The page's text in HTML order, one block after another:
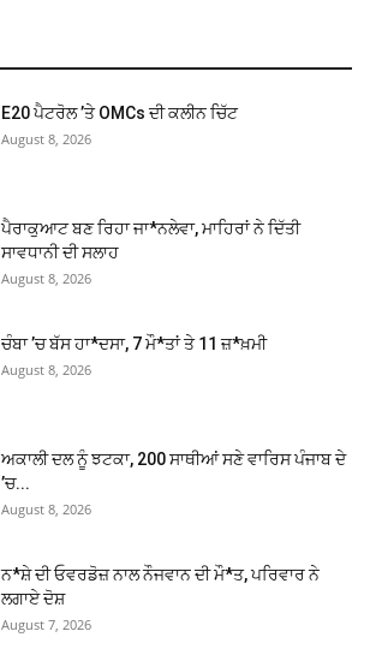
E20 ਪੈਟਰੋਲ ’ਤੇ OMCs ਦੀ ਕਲੀਨ ਚਿੱਟ
August 8, 2026
ਪੈਰਾਕੁਆਟ ਬਣ ਰਿਹਾ ਜਾ*ਨਲੇਵਾ, ਮਾਹਿਰਾਂ ਨੇ ਦਿੱਤੀ
ਸਾਵਧਾਨੀ ਦੀ ਸਲਾਹ
August 8, 2026
ਚੰਬਾ ’ਚ ਬੱਸ ਹਾ*ਦਸਾ, 7 ਮੌ*ਤਾਂ ਤੇ 11 ਜ਼*ਖ਼ਮੀ
August 8, 2026
ਅਕਾਲੀ ਦਲ ਨੂੰ ਝਟਕਾ, 200 ਸਾਥੀਆਂ ਸਣੇ ਵਾਰਿਸ ਪੰਜਾਬ ਦੇ
’ਚ...
August 8, 2026
ਨ*ਸ਼ੇ ਦੀ ਓਵਰਡੋਜ਼ ਨਾਲ ਨੌਜਵਾਨ ਦੀ ਮੌ*ਤ, ਪਰਿਵਾਰ ਨੇ
ਲਗਾਏ ਦੋਸ਼
August 7, 2026